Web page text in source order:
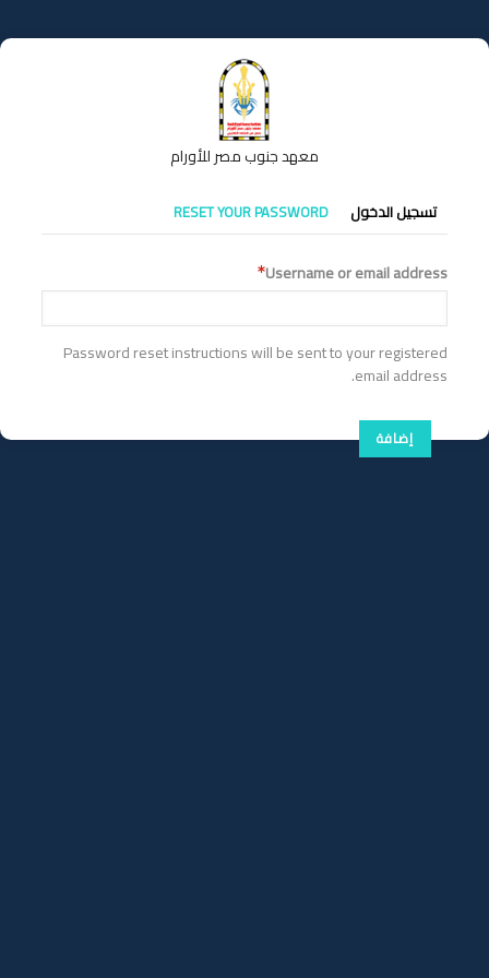
إلى
المحتوى
معهد جنوب مصر للأورام
التبويبات
الأساسية
تسجيل الدخول RESET YOUR PASSWORD
Username or email address
Password reset instructions will be sent to your registered
email address.